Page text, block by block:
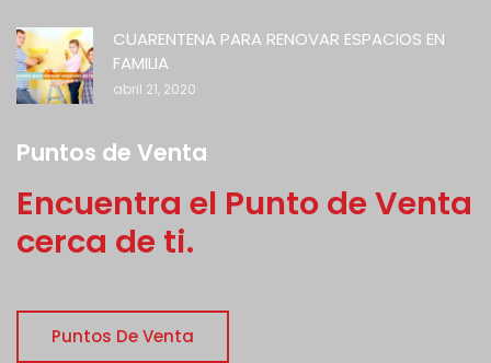
CUARENTENA PARA RENOVAR ESPACIOS EN
FAMILIA
abril 21, 2020
Puntos de Venta
Encuentra el Punto de Venta
cerca de ti.
Puntos De Venta